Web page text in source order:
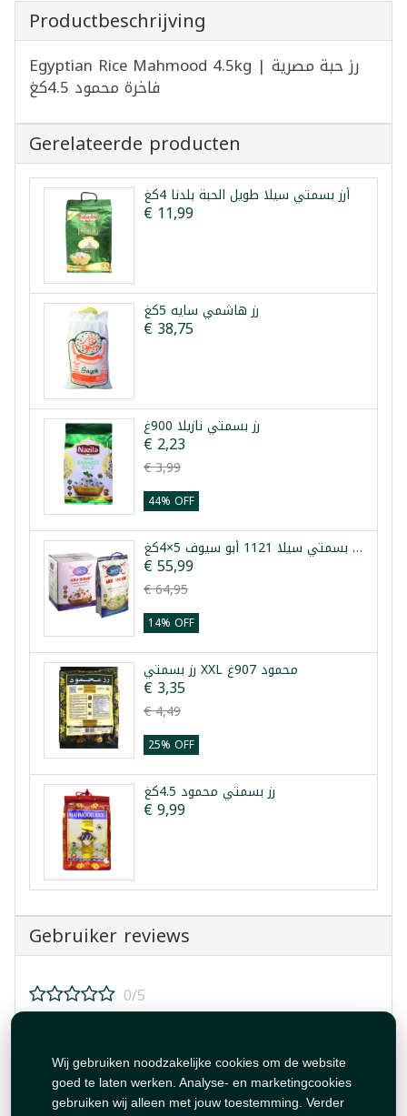
Wij gebruiken noodzakelijke cookies om de website
goed te laten werken. Analyse- en marketingcookies
gebruiken wij alleen met jouw toestemming. Verder
Productbeschrijving
Egyptian Rice Mahmood 4.5kg | رز حبة مصرية
فاخرة محمود 4.5كغ
Gerelateerde producten
أرز بسمتي سيلا طويل الحبة بلدنا 4كغ
€ 11,99
رز هاشمي سايه 5كغ
€ 38,75
رز بسمتي نازيلا 900غ
€ 2,23
€ 3,99
44% OFF
طرد رز بسمتي سيلا 1121 أبو سيوف 5×4كغ
€ 55,99
€ 64,95
14% OFF
رز بسمتي XXL محمود 907غ
€ 3,35
€ 4,49
25% OFF
رز بسمتي محمود 4.5كغ
€ 9,99
Gebruiker reviews
0/5